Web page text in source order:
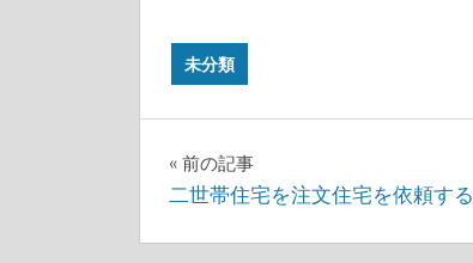
未分類
投
稿
前の記事
二世帯住宅を注文住宅を依頼する